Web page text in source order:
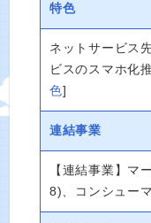
特色
ネットサービス
ビスのスマホ化
色]
連結事業
【連結事業】マ
8)、コンシュー